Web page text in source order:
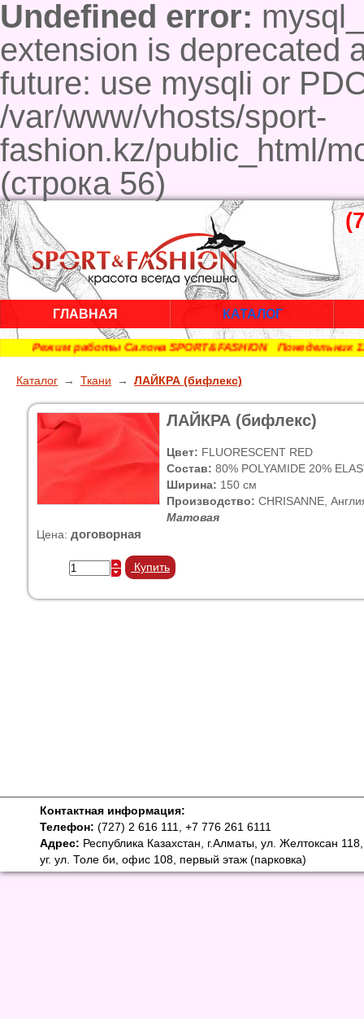
Undefined error:
extension is deprecated
future: use mysqli or
/var/www/vhosts/sport-
fashion.kz/public_html/
(строка 56)
ГЛАВНАЯ КАТАЛОГ
Режим работы Салона SPORT&FASHION Понедельник
Каталог → Ткани → ЛАЙКРА (бифлекс)
ЛАЙКРА (бифлекс)
Цвет: FLUORESCENT RED
Состав: 80% POLYAMIDE 20%
Ширина: 150 см
Производство: CHRISANNE,
Матовая
Цена: договорная
Купить
Контактная информация:
Телефон: (727) 2 616 111, +7 776 261 6111
Адрес: Республика Казахстан, г.Алматы, ул. Желтоксан 118,
уг. ул. Толе би, офис 108, первый этаж (парковка)